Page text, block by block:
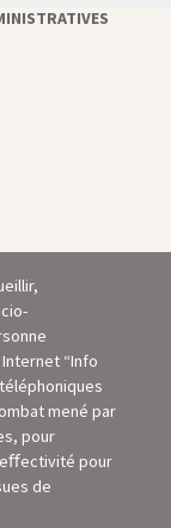
“Info
mené par
pour
pour
de